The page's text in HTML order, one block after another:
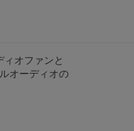
ィオファンと
オーディオの